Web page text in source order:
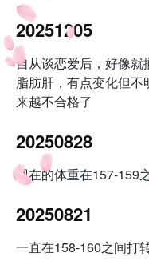
20251205
自从谈恋爱后，好像
脂肪肝，有点变化但
来越不合格了
20250828
现在的体重在157-159
20250821
一直在158-160之间打